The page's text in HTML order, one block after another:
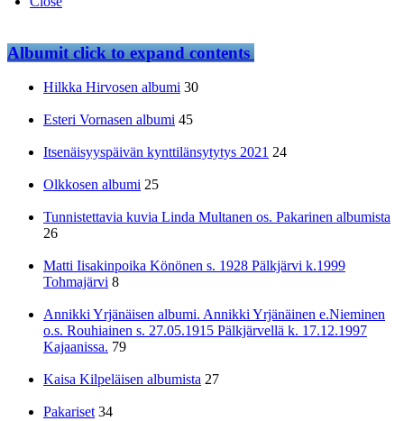
Albumitclick to expand contents
Hilkka Hirvosen albumi 30
Esteri Vornasen albumi 45
Itsenäisyyspäivän kynttilänsytytys 2021 24
Olkkosen albumi 25
Tunnistettavia kuvia Linda Multanen os. Pakarinen albumista
26
Matti Iisakinpoika Könönen s. 1928 Pälkjärvi k.1999
Tohmajärvi 8
Annikki Yrjänäisen albumi. Annikki Yrjänäinen e.Nieminen
o.s. Rouhiainen s. 27.05.1915 Pälkjärvellä k. 17.12.1997
Kajaanissa. 79
Kaisa Kilpeläisen albumista 27
Pakariset 34